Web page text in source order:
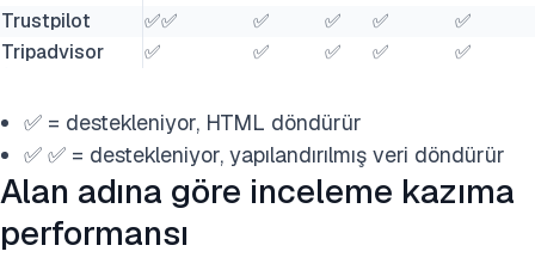
Trustpilot
✅✅ ✅ ✅ ✅
✅
Tripadvisor
✅ ✅ ✅ ✅ ✅
✅ = destekleniyor, HTML döndürür
✅ ✅ = destekleniyor, yapılandırılmış veri döndürür
Alan adına göre inceleme kazıma
performansı